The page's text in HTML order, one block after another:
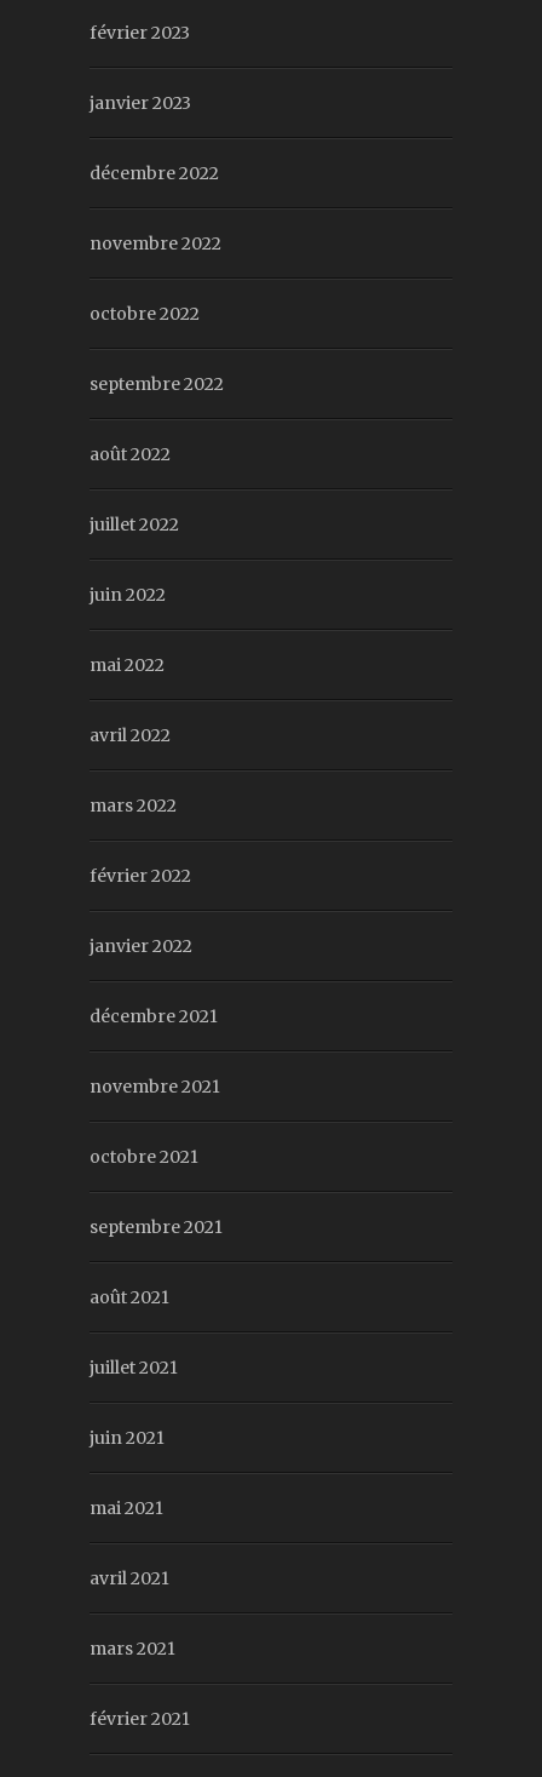
février 2023
janvier 2023
décembre 2022
novembre 2022
octobre 2022
septembre 2022
août 2022
juillet 2022
juin 2022
mai 2022
avril 2022
mars 2022
février 2022
janvier 2022
décembre 2021
novembre 2021
octobre 2021
septembre 2021
août 2021
juillet 2021
juin 2021
mai 2021
avril 2021
mars 2021
février 2021